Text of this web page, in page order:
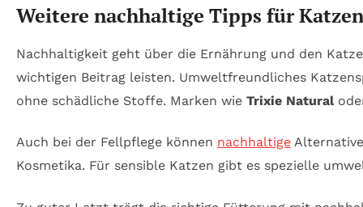
Weitere nachhaltige Tipps für
Nachhaltigkeit geht über die Ernährung und den
wichtigen Beitrag leisten. Umweltfreundliches
ohne schädliche Stoffe. Marken wie Trixie Natural
Auch bei der Fellpflege können nachhaltige
Kosmetika. Für sensible Katzen gibt es spezielle